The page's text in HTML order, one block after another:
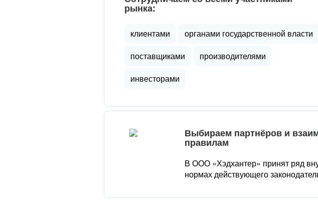
рынка:
клиентами
органами государственной власти
поставщиками
производителями
инвесторами
Выбираем партнёров и
правилам
В ООО «Хэдхантер» принят ряд
нормах действующего